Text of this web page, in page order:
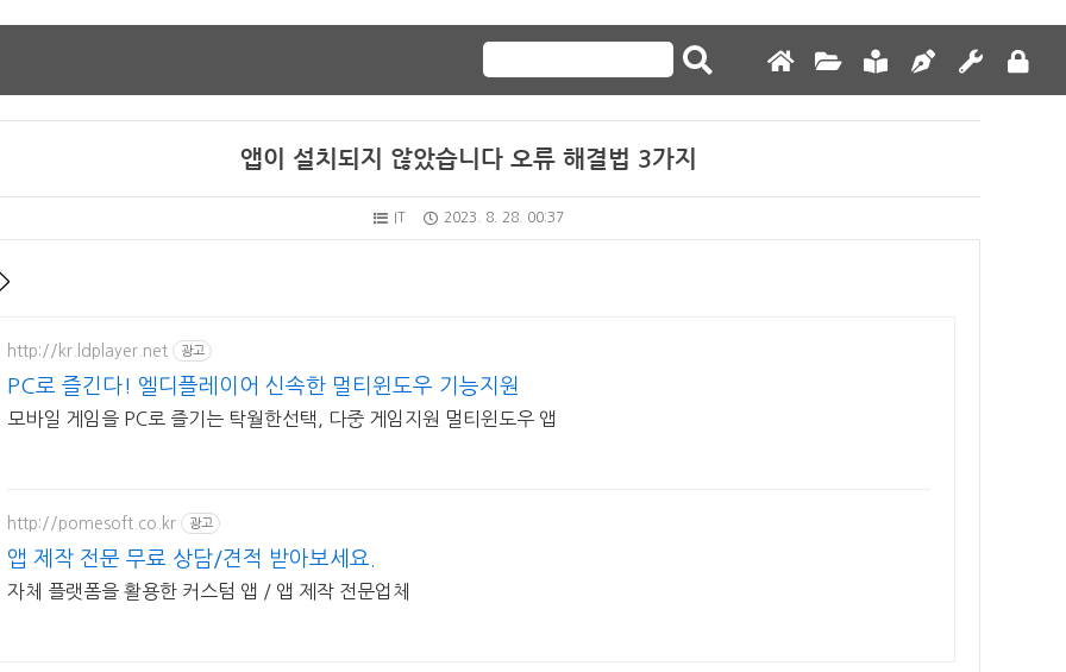
앱이 설치되지 않았습니다 오류 해결법 3가지
IT 2023. 8. 28. 00:37
http://kr.ldplayer.net 광고
PC로 즐긴다! 엘디플레이어 신속한 멀티윈도우 기능지원
모바일 게임을 PC로 즐기는 탁월한선택, 다중 게임지원 멀티윈도우 앱
http://pomesoft.co.kr 광고
앱 제작 전문 무료 상담/견적 받아보세요.
자체 플랫폼을 활용한 커스텀 앱 / 앱 제작 전문업체